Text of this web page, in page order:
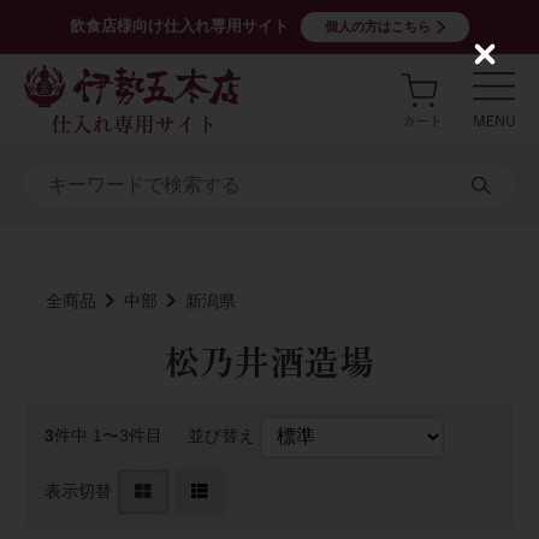
飲食店様向け仕入れ専用サイト 個人の方はこちら
全商品 中部 新潟県
松乃井酒造場
3件中 1〜3件目 並び替え
表示切替
C
l
s